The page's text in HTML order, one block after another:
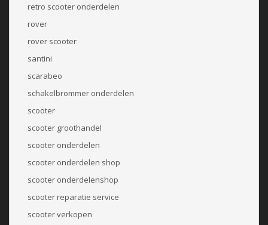
retro scooter onderdelen
rover
rover scooter
santini
scarabeo
schakelbrommer onderdelen
scooter
scooter groothandel
scooter onderdelen
scooter onderdelen shop
scooter onderdelenshop
scooter reparatie service
scooter verkopen